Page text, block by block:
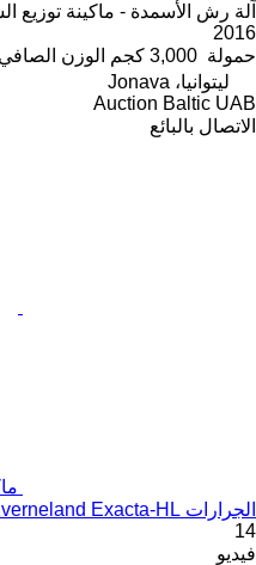
آلة رش الأسمدة - ماكينة توزيع
2016
حمولة 3,000 كجم الوزن الصافي
ليتوانيا، Jonava
Auction Baltic UAB
الاتصال بالبائع
الجرارات Kverneland Exacta-HL
14
فيديو